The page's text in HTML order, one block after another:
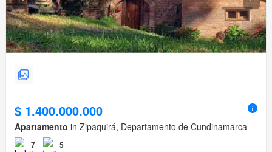
$ 1.400.000.000
Apartamento in Zipaquirá, Departamento de Cundinamarca
7 5